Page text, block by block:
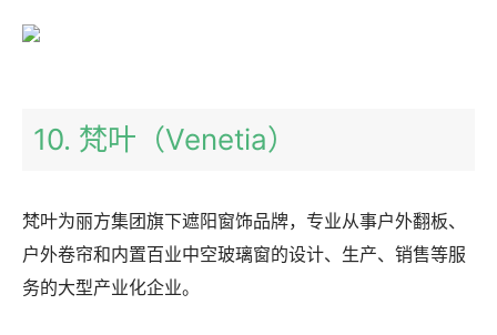
10. 梵叶（Venetia）
梵叶为丽方集团旗下遮阳窗饰品牌，专业从事户外翻板、
户外卷帘和内置百业中空玻璃窗的设计、生产、销售等服
务的大型产业化企业。